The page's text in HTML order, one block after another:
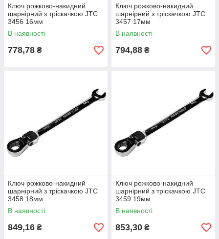
Ключ рожково-накидний
шарнірний з тріскачкою JTC
3456 16мм
В наявності
778,78 ₴
Ключ рожково-накидний
шарнірний з тріскачкою JTC
3457 17мм
В наявності
794,88 ₴
Ключ рожково-накидний
шарнірний з тріскачкою JTC
3458 18мм
В наявності
849,16 ₴
Ключ рожково-накидний
шарнірний з тріскачкою JTC
3459 19мм
В наявності
853,30 ₴